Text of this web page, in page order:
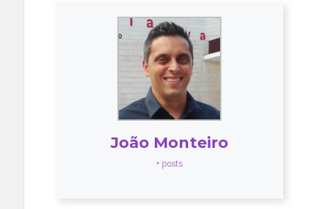
João Monteiro
+ posts